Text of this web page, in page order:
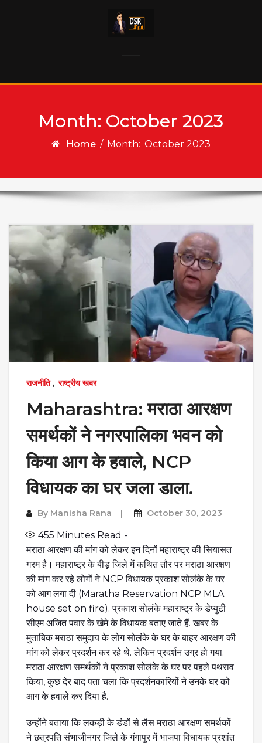
Month: October 2023
Home / Month: October 2023
राजनीति, राष्ट्रीय खबर
Maharashtra: मराठा आरक्षण
समर्थकों ने नगरपालिका भवन को
किया आग के हवाले, NCP
विधायक का घर जला डाला.
By Manisha Rana October 30, 2023
455 Minutes Read -
मराठा आरक्षण की मांग को लेकर इन दिनों महाराष्ट्र की सियासत
गरम है। महाराष्ट्र के बीड़ जिले में कथित तौर पर मराठा आरक्षण
की मांग कर रहे लोगों ने NCP विधायक प्रकाश सोलंके के घर
को आग लगा दी (Maratha Reservation NCP MLA
house set on fire). प्रकाश सोलंके महाराष्ट्र के डेप्युटी
सीएम अजित पवार के खेमे के विधायक बताए जाते हैं. खबर के
मुताबिक मराठा समुदाय के लोग सोलंके के घर के बाहर आरक्षण की
मांग को लेकर प्रदर्शन कर रहे थे. लेकिन प्रदर्शन उग्र हो गया.
मराठा आरक्षण समर्थकों ने प्रकाश सोलंके के घर पर पहले पथराव
किया, कुछ देर बाद पता चला कि प्रदर्शनकारियों ने उनके घर को
आग के हवाले कर दिया है.
उन्होंने बताया कि लकड़ी के डंडों से लैस मराठा आरक्षण समर्थकों
ने छत्रपति संभाजीनगर जिले के गंगापुर में भाजपा विधायक प्रशांत